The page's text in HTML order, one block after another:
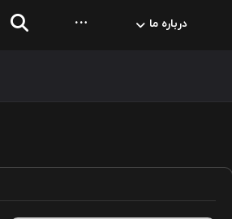
درباره ما